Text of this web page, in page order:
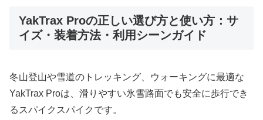
YakTrax Proの正しい選び方と使い方：サ
イズ・装着方法・利用シーンガイド
冬山登山や雪道のトレッキング、ウォーキングに最適な
YakTrax Proは、滑りやすい氷雪路面でも安全に歩行でき
るスパイクスパイクです。